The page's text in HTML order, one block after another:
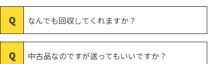
なんでも回収してくれますか？
中古品なのですが送ってもいいですか？